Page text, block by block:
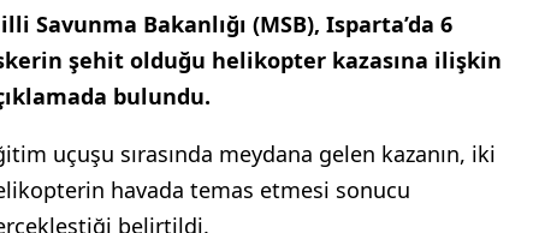
Savunma Bakanlığı (MSB), Isparta’da 6
şehit olduğu helikopter kazasına ilişkin
bulundu.
uçuşu sırasında meydana gelen kazanın, iki
havada temas etmesi sonucu
belirtildi.